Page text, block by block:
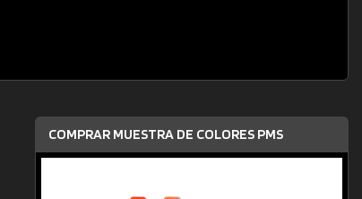
COMPRAR MUESTRA DE COLORES PMS